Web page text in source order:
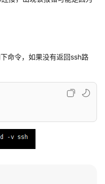
命令，如果没有返回ssh路